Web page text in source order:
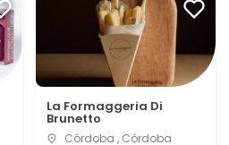
La Formaggeria Di
Brunetto
Córdoba , Córdoba